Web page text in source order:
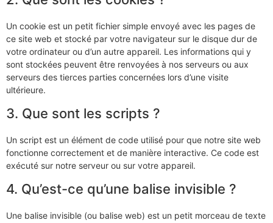
Un cookie est un petit fichier simple envoyé avec les pages de
ce site web et stocké par votre navigateur sur le disque dur de
votre ordinateur ou d’un autre appareil. Les informations qui y
sont stockées peuvent être renvoyées à nos serveurs ou aux
serveurs des tierces parties concernées lors d’une visite
ultérieure.
3. Que sont les scripts ?
Un script est un élément de code utilisé pour que notre site web
fonctionne correctement et de manière interactive. Ce code est
exécuté sur notre serveur ou sur votre appareil.
4. Qu’est-ce qu’une balise invisible ?
Une balise invisible (ou balise web) est un petit morceau de texte